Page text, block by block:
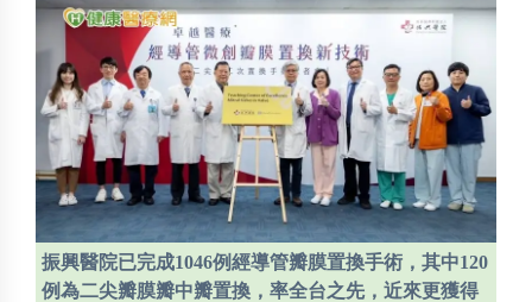
振興醫院已完成1046例經導管瓣膜置換手術，其中120
例為二尖瓣膜瓣中瓣置換，率全台之先，近來更獲得